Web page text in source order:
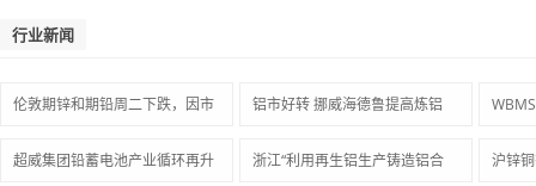
行业新闻
伦敦期锌和期铅周二下跌，因市 铝市好转 挪威海德鲁提高炼铝
超威集团铅蓄电池产业循环再升 浙江“利用再生铝生产铸造铝合 沪锌